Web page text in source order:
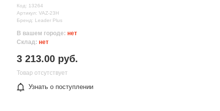
Код: 13264
Артикул: VAZ-23H
Бренд: Leader Plus
В вашем городе: нет
Склад: нет
3 213.00 руб.
Товар отсутствует
Узнать о поступлении